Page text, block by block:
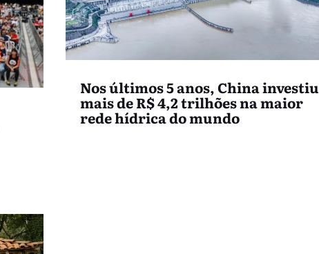
Nos últimos 5 anos, China investiu
mais de R$ 4,2 trilhões na maior
rede hídrica do mundo